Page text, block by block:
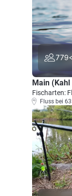
779
Main
Fischarten:
Fluss bei